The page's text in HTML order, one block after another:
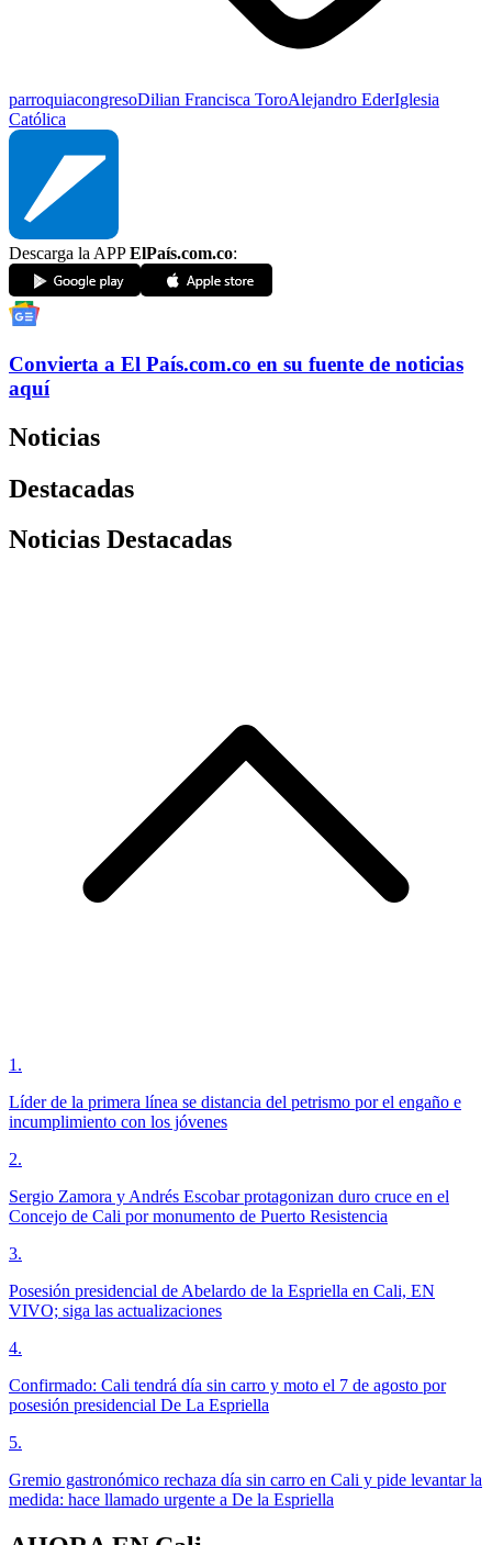
parroquiacongresoDilian Francisca ToroAlejandro EderIglesia
Católica
Descarga la APPElPaís.com.co:
Convierta a El País.com.co en su fuente de noticias
aquí
Noticias
Destacadas
Noticias Destacadas
1 .
Líder de la primera línea se distancia del petrismo por el engaño e
incumplimiento con los jóvenes
2.
Sergio Zamora y Andrés Escobar protagonizan duro cruce en el
Concejo de Cali por monumento de Puerto Resistencia
3.
Posesión presidencial de Abelardo de la Espriella en Cali, EN
VIVO; siga las actualizaciones
4.
Confirmado: Cali tendrá día sin carro y moto el 7 de agosto por
posesión presidencial De La Espriella
5.
Gremio gastronómico rechaza día sin carro en Cali y pide levantar la
medida: hace llamado urgente a De la Espriella